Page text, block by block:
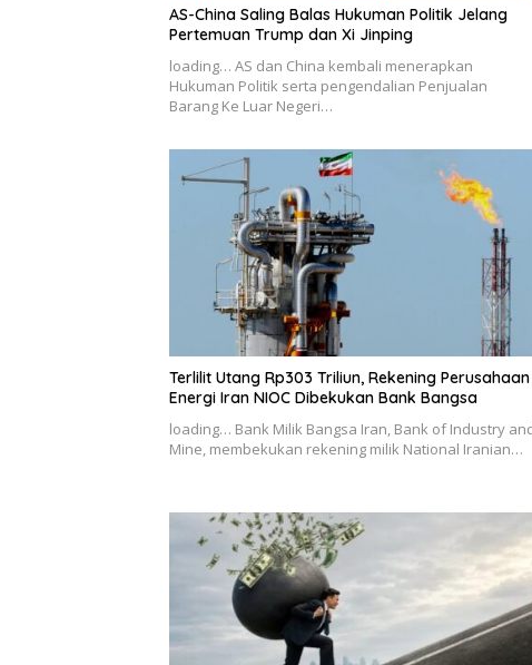
AS-China Saling Balas Hukuman Politik Jelang
Pertemuan Trump dan Xi Jinping
loading… AS dan China kembali menerapkan
Hukuman Politik serta pengendalian Penjualan
Barang Ke Luar Negeri…
Terlilit Utang Rp303 Triliun, Rekening Perusahaan
Energi Iran NIOC Dibekukan Bank Bangsa
loading… Bank Milik Bangsa Iran, Bank of Industry
Mine, membekukan rekening milik National Iranian…